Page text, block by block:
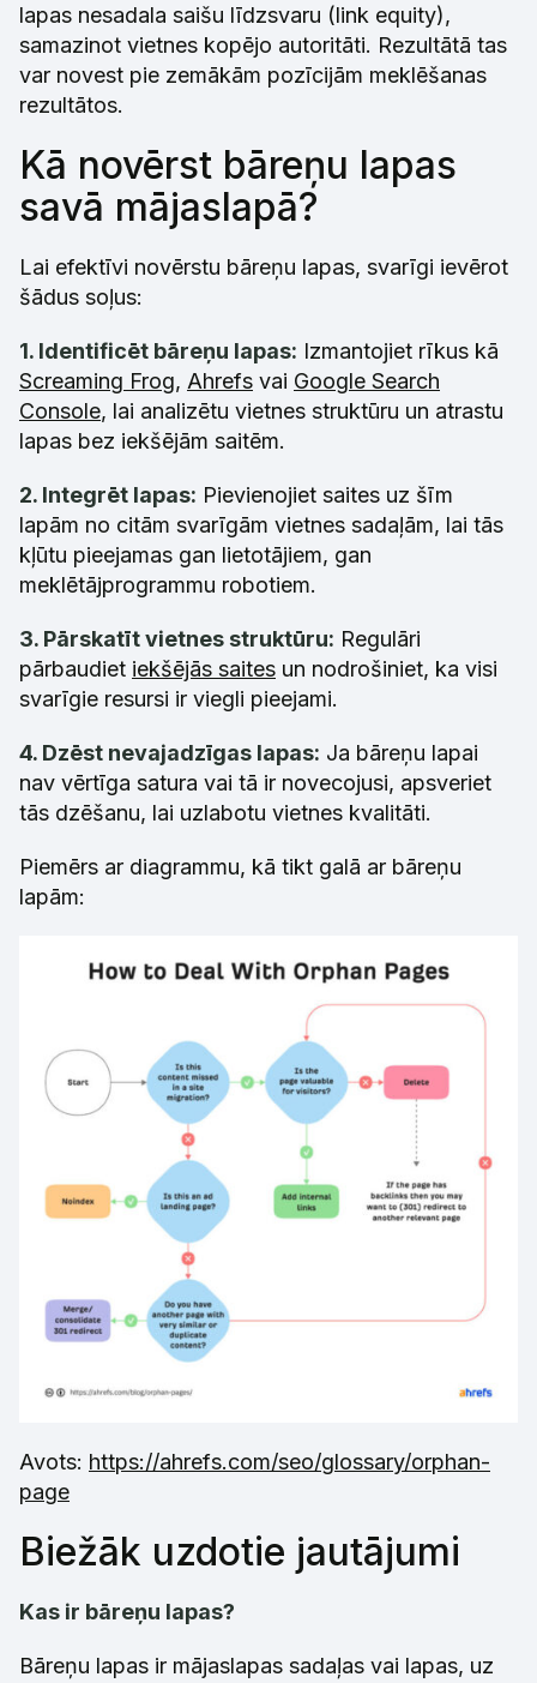
lapas nesadala saišu līdzsvaru (link equity),
samazinot vietnes kopējo autoritāti. Rezultātā tas
var novest pie zemākām pozīcijām meklēšanas
rezultātos.
Kā novērst bāreņu lapas
savā mājaslapā?
Lai efektīvi novērstu bāreņu lapas, svarīgi ievērot
šādus soļus:
1. Identificēt bāreņu lapas: Izmantojiet rīkus kā
Screaming Frog, Ahrefs vai Google Search
Console, lai analizētu vietnes struktūru un atrastu
lapas bez iekšējām saitēm.
2. Integrēt lapas: Pievienojiet saites uz šīm
lapām no citām svarīgām vietnes sadaļām, lai tās
kļūtu pieejamas gan lietotājiem, gan
meklētājprogrammu robotiem.
3. Pārskatīt vietnes struktūru: Regulāri
pārbaudiet iekšējās saites un nodrošiniet, ka visi
svarīgie resursi ir viegli pieejami.
4. Dzēst nevajadzīgas lapas: Ja bāreņu lapai
nav vērtīga satura vai tā ir novecojusi, apsveriet
tās dzēšanu, lai uzlabotu vietnes kvalitāti.
Piemērs ar diagrammu, kā tikt galā ar bāreņu
lapām:
Avots: https://ahrefs.com/seo/glossary/orphan-
page
Biežāk uzdotie jautājumi
Kas ir bāreņu lapas?
Bāreņu lapas ir mājaslapas sadaļas vai lapas, uz